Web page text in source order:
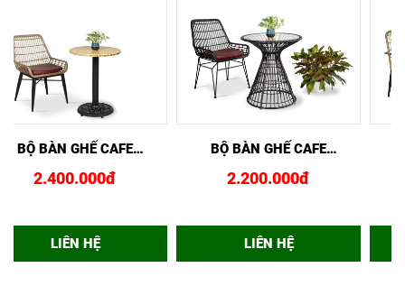
NHANH MUA NGAY
CAFE NHỰA GIẢ MÂY
TAY CONG GCF02429
1.850.000đ
LIÊN HỆ
XEM NHANH MUA NGAY
BỘ BÀN GHẾ CAFE
BGCF024149
2.400.000đ
LIÊN HỆ